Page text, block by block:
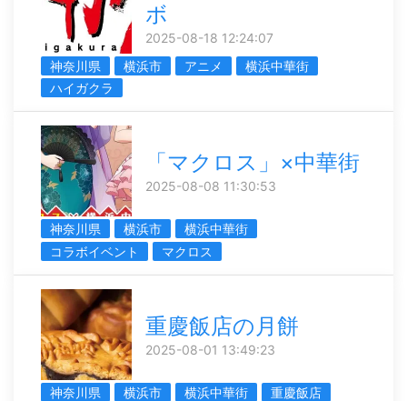
ボ
2025-08-18 12:24:07
神奈川県
横浜市 アニメ
横浜中華街
ハイガクラ
「マクロス」×中華街
2025-08-08 11:30:53
神奈川県 横浜市
横浜中華街
コラボイベント
マクロス
重慶飯店の月餅
2025-08-01 13:49:23
神奈川県 横浜市 横浜中華街
重慶飯店